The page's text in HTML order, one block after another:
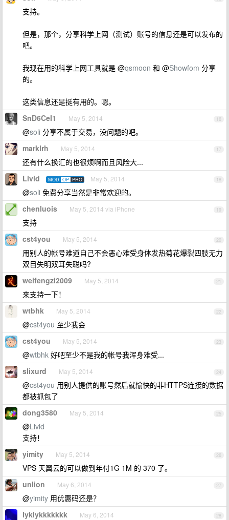
支持。
但是，那个，分享科学上网（测试）账号的信息还是可以发布的
吧。
我现在用的科学上网工具就是 @qsmoon 和 @Showfom 分享
的。
这类信息还是挺有用的。嗯。
16
SnD6CeI1 May 5, 2014
@soli 分享不属于交易，没问题的吧。
17
marklrh May 5, 2014
还有什么换汇的也很烦啊而且风险大...
18
Livid MOD OP PRO May 5, 2014
@soli 免费分享当然是非常欢迎的。
19
chenluois May 5, 2014 via iPhone
支持
20
cst4you May 5, 2014
用别人的帐号难道自己不会恶心难受身体发热菊花爆裂四肢无力
双目失明双耳失聪吗?
21
weifengzi2009 May 5, 2014
来支持一下！
22
wtbhk May 5, 2014
@cst4you 至少我会
23
cst4you May 5, 2014
@wtbhk 好吧至少不是我的帐号我浑身难受...
24
slixurd May 5, 2014
@cst4you 用别人提供的账号然后就愉快的非HTTPS连接的数据
都被抓包了
25
dong3580 May 5, 2014
@Livid
支持！
26
yimity May 5, 2014
VPS 天翼云的可以做到年付1G 1M 的 370 了。
27
unlion May 6, 2014
@yimity 用优惠码还是？
28
lyklykkkkkkk May 6, 2014